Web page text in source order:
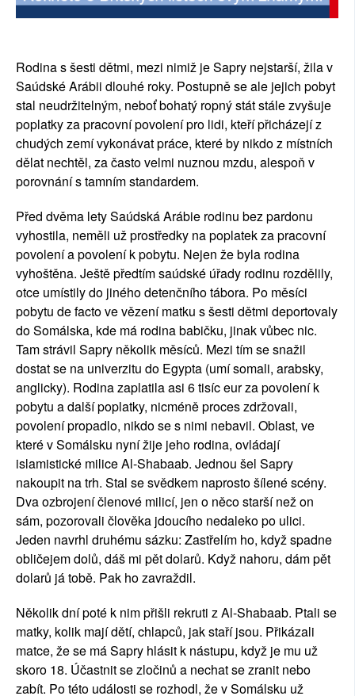
Rodina s šesti dětmi, mezi nimiž je Sapry nejstarší, žila v
Saúdské Arábii dlouhé roky. Postupně se ale jejich pobyt
stal neudržitelným, neboť bohatý ropný stát stále zvyšuje
poplatky za pracovní povolení pro lidi, kteří přicházejí z
chudých zemí vykonávat práce, které by nikdo z místních
dělat nechtěl, za často velmi nuznou mzdu, alespoň v
porovnání s tamním standardem.
Před dvěma lety Saúdská Arábie rodinu bez pardonu
vyhostila, neměli už prostředky na poplatek za pracovní
povolení a povolení k pobytu. Nejen že byla rodina
vyhoštěna. Ještě předtím saúdské úřady rodinu rozdělily,
otce umístily do jiného detenčního tábora. Po měsíci
pobytu de facto ve vězení matku s šesti dětmi deportovaly
do Somálska, kde má rodina babičku, jinak vůbec nic.
Tam strávil Sapry několik měsíců. Mezi tím se snažil
dostat se na univerzitu do Egypta (umí somali, arabsky,
anglicky). Rodina zaplatila asi 6 tisíc eur za povolení k
pobytu a další poplatky, nicméně proces zdržovali,
povolení propadlo, nikdo se s nimi nebavil. Oblast, ve
které v Somálsku nyní žije jeho rodina, ovládají
islamistické milice Al-Shabaab. Jednou šel Sapry
nakoupit na trh. Stal se svědkem naprosto šílené scény.
Dva ozbrojení členové milicí, jen o něco starší než on
sám, pozorovali člověka jdoucího nedaleko po ulici.
Jeden navrhl druhému sázku: Zastřelím ho, když spadne
obličejem dolů, dáš mi pět dolarů. Když nahoru, dám pět
dolarů já tobě. Pak ho zavraždil.
Několik dní poté k nim přišli rekruti z Al-Shabaab. Ptali se
matky, kolik mají dětí, chlapců, jak staří jsou. Přikázali
matce, že se má Sapry hlásit k nástupu, když je mu už
skoro 18. Účastnit se zločinů a nechat se zranit nebo
zabít. Po této události se rozhodl, že v Somálsku už